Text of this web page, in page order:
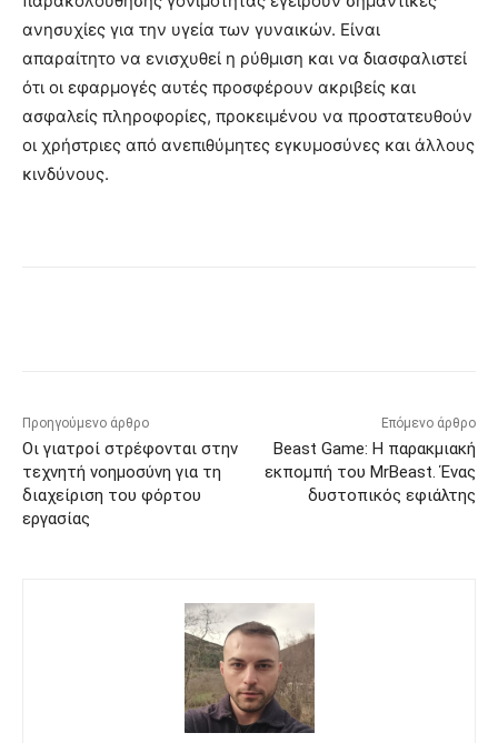
ανησυχίες για την υγεία των γυναικών. Είναι
απαραίτητο να ενισχυθεί η ρύθμιση και να διασφαλιστεί
ότι οι εφαρμογές αυτές προσφέρουν ακριβείς και
ασφαλείς πληροφορίες, προκειμένου να προστατευθούν
οι χρήστριες από ανεπιθύμητες εγκυμοσύνες και άλλους
κινδύνους.
Προηγούμενο άρθρο
Οι γιατροί στρέφονται στην
τεχνητή νοημοσύνη για τη
διαχείριση του φόρτου
εργασίας
Επόμενο άρθρο
Beast Game: Η παρακμιακή
εκπομπή του MrBeast. Ένας
δυστοπικός εφιάλτης